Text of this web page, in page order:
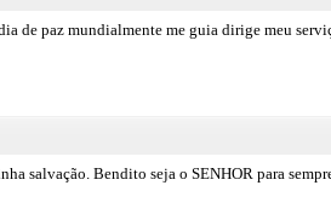
de paz mundialmente me guia dirige meu
salvação. Bendito seja o SENHOR para